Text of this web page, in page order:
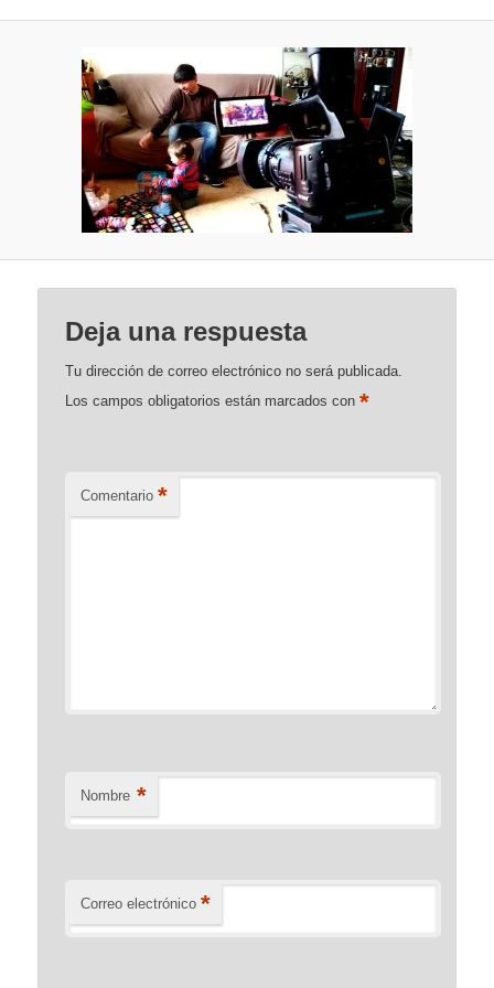
Deja una respuesta
Tu dirección de correo electrónico no será publicada.
Los campos obligatorios están marcados con*
Comentario *
Nombre *
Correo electrónico *